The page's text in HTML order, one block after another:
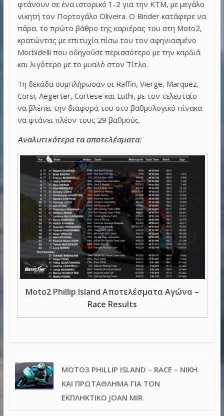
φτάνουν σε ένα ιστορικό 1-2 για την KTM, με μεγάλο
νικητή τον Πορτογάλο Oliveira. Ο Binder κατάφερε να
πάρει το πρώτο βάθρο της καριέρας του στη Moto2,
κρατώντας με επιτυχία πίσω του τον αφηνιασμένο
Morbidelli που οδηγούσε περισσότερο με την καρδιά
και λιγότερο με το μυαλό στον Τίτλο.
Τη δεκάδα συμπλήρωσαν οι Raffin, Vierge, Marquez,
Corsi, Aegerter, Cortese και Luthi, με τον τελευταίο
να βλέπει την διαφορά του στο βαθμολογικό πίνακα
να φτάνει πλέον τους 29 βαθμούς.
Αναλυτικότερα τα αποτελέσματα:
Moto2 Phillip Island Αποτελέσματα Αγώνα –
Race Results
MOTO3 PHILLIP ISLAND – RACE – ΝΊΚΗ
ΚΑΙ ΠΡΩΤΆΘΛΗΜΑ ΓΙΑ ΤΟΝ
ΕΚΠΛΗΚΤΙΚΌ JOAN MIR